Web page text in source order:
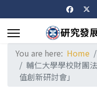
You are here: Home
輔仁大學學校財團
值創新研討會」